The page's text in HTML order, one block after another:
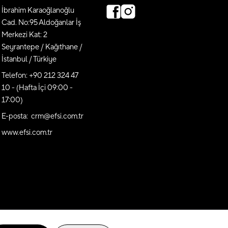
İbrahim Karaoğlanoğlu
Cad. No:95 Aldoğanlar İş
Merkezi Kat: 2
Seyrantepe / Kağıthane /
İstanbul / Türkiye
Telefon: +90 212 324 47
10 - (Hafta İçi 09:00 -
17:00)
E-posta: crm@efsi.com.tr
www.efsi.com.tr